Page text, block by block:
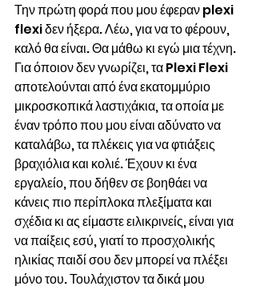
Την πρώτη φορά που μου έφεραν plexi
flexi δεν ήξερα. Λέω, για να το φέρουν,
καλό θα είναι. Θα μάθω κι εγώ μια τέχνη.
Για όποιον δεν γνωρίζει, τα Plexi Flexi
αποτελούνται από ένα εκατομμύριο
μικροσκοπικά λαστιχάκια, τα οποία με
έναν τρόπο που μου είναι αδύνατο να
καταλάβω, τα πλέκεις για να φτιάξεις
βραχιόλια και κολιέ. Έχουν κι ένα
εργαλείο, που δήθεν σε βοηθάει να
κάνεις πιο περίπλοκα πλεξίματα και
σχέδια κι ας είμαστε ειλικρινείς, είναι για
να παίξεις εσύ, γιατί το προσχολικής
ηλικίας παιδί σου δεν μπορεί να πλέξει
μόνο του. Τουλάχιστον τα δικά μου